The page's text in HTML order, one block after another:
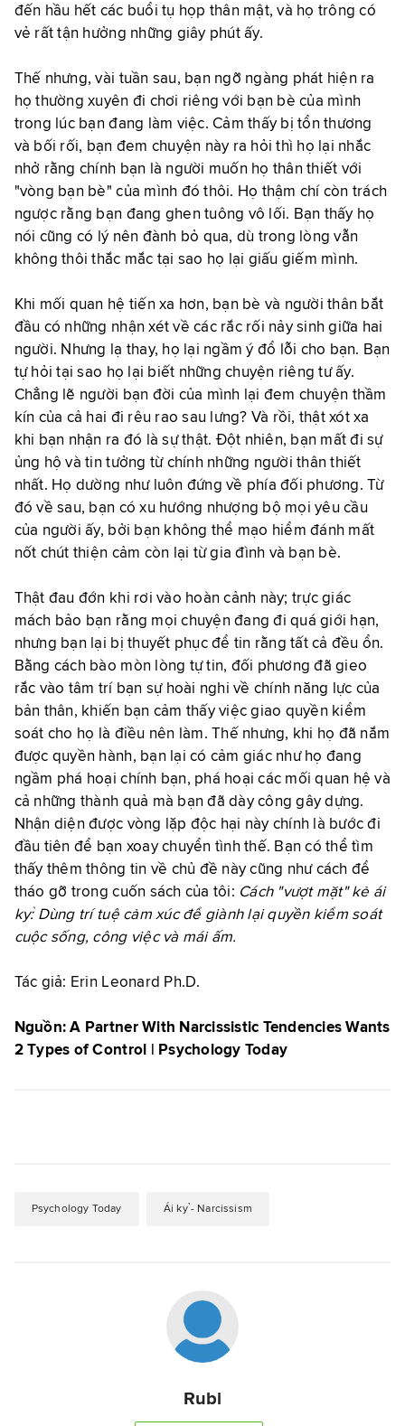
đến hầu hết các buổi tụ họp thân mật, và họ trông có
vẻ rất tận hưởng những giây phút ấy.
Thế nhưng, vài tuần sau, bạn ngỡ ngàng phát hiện ra
họ thường xuyên đi chơi riêng với bạn bè của mình
trong lúc bạn đang làm việc. Cảm thấy bị tổn thương
và bối rối, bạn đem chuyện này ra hỏi thì họ lại nhắc
nhở rằng chính bạn là người muốn họ thân thiết với
"vòng bạn bè" của mình đó thôi. Họ thậm chí còn trách
ngược rằng bạn đang ghen tuông vô lối. Bạn thấy họ
nói cũng có lý nên đành bỏ qua, dù trong lòng vẫn
không thôi thắc mắc tại sao họ lại giấu giếm mình.
Khi mối quan hệ tiến xa hơn, bạn bè và người thân bắt
đầu có những nhận xét về các rắc rối nảy sinh giữa hai
người. Nhưng lạ thay, họ lại ngầm ý đổ lỗi cho bạn. Bạn
tự hỏi tại sao họ lại biết những chuyện riêng tư ấy.
Chẳng lẽ người bạn đời của mình lại đem chuyện thầm
kín của cả hai đi rêu rao sau lưng? Và rồi, thật xót xa
khi bạn nhận ra đó là sự thật. Đột nhiên, bạn mất đi sự
ủng hộ và tin tưởng từ chính những người thân thiết
nhất. Họ dường như luôn đứng về phía đối phương. Từ
đó về sau, bạn có xu hướng nhượng bộ mọi yêu cầu
của người ấy, bởi bạn không thể mạo hiểm đánh mất
nốt chút thiện cảm còn lại từ gia đình và bạn bè.
Thật đau đớn khi rơi vào hoàn cảnh này; trực giác
mách bảo bạn rằng mọi chuyện đang đi quá giới hạn,
nhưng bạn lại bị thuyết phục để tin rằng tất cả đều ổn.
Bằng cách bào mòn lòng tự tin, đối phương đã gieo
rắc vào tâm trí bạn sự hoài nghi về chính năng lực của
bản thân, khiến bạn cảm thấy việc giao quyền kiểm
soát cho họ là điều nên làm. Thế nhưng, khi họ đã nắm
được quyền hành, bạn lại có cảm giác như họ đang
ngầm phá hoại chính bạn, phá hoại các mối quan hệ và
cả những thành quả mà bạn đã dày công gây dựng.
Nhận diện được vòng lặp độc hại này chính là bước đi
đầu tiên để bạn xoay chuyển tình thế. Bạn có thể tìm
thấy thêm thông tin về chủ đề này cũng như cách để
tháo gỡ trong cuốn sách của tôi: Cách "vượt mặt" kẻ ái
kỷ: Dùng trí tuệ cảm xúc để giành lại quyền kiểm soát
cuộc sống, công việc và mái ấm.
Tác giả: Erin Leonard Ph.D.
Nguồn: A Partner With Narcissistic Tendencies Wants
2 Types of Control | Psychology Today
Psychology Today Ái kỷ - Narcissism
Rubi